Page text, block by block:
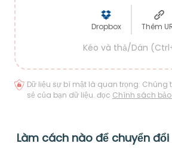
Dropbox Thêm
Kéo và thả/Dán
Dữ liệu sự bí mật là quan trọng:
sẻ của bạn dữ liệu. đọc Chính sách
Làm cách nào để chuyển đổi